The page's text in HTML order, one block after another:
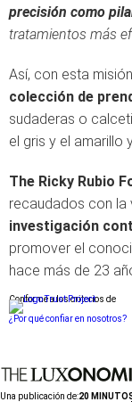
precisión como
tratamientos más
Así, con esta
colección de
sudaderas o
el gris y el amarillo
The Ricky Rubio
recaudados con la
investigación
promover el
hace más de 23
Conforme a los criterios de
¿Por qué confiar en nosotros?
Una publicación de:20